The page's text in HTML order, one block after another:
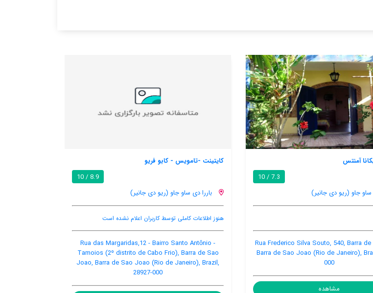
باررا دی ساو جاو (ریو دی جانیر)
هنوز اطلاعات کاملی توسط کاربران اعلام نشده است
Rua das Margaridas,12 - Bairro Santo Antônio -
Tamoios (2º distrito de Cabo Frio), Barra de Sao
Joao, Barra de Sao Joao (Rio de Janeiro), Brazil,
آپارتمان آمنتو فرنت پرایا دو فرت
باررا دی ساو جاو (ریو دی جانیر)
بالکن
Avenida Litorânea, Barra de Sao Joao, Barra de Sao
Joao (Rio de Janeiro), Brazil, 28908-280